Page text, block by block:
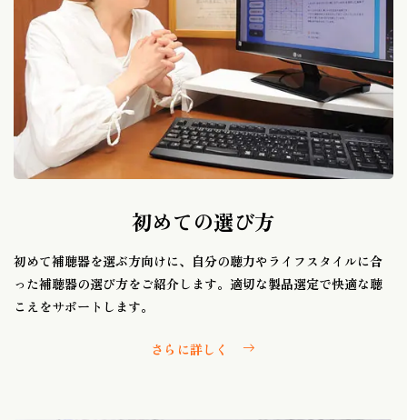
初めての選び方
初めて補聴器を選ぶ方向けに、自分の聴力やライフスタイルに合
った補聴器の選び方をご紹介します。適切な製品選定で快適な聴
こえをサポートします。
さらに詳しく